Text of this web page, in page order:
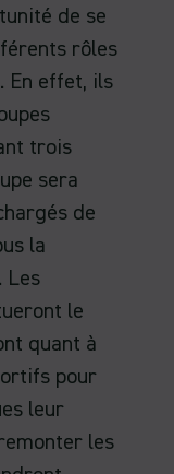
de se
rôles
En effet, ils
trois
sera
de
la
Les
le
quant à
pour
leur
les